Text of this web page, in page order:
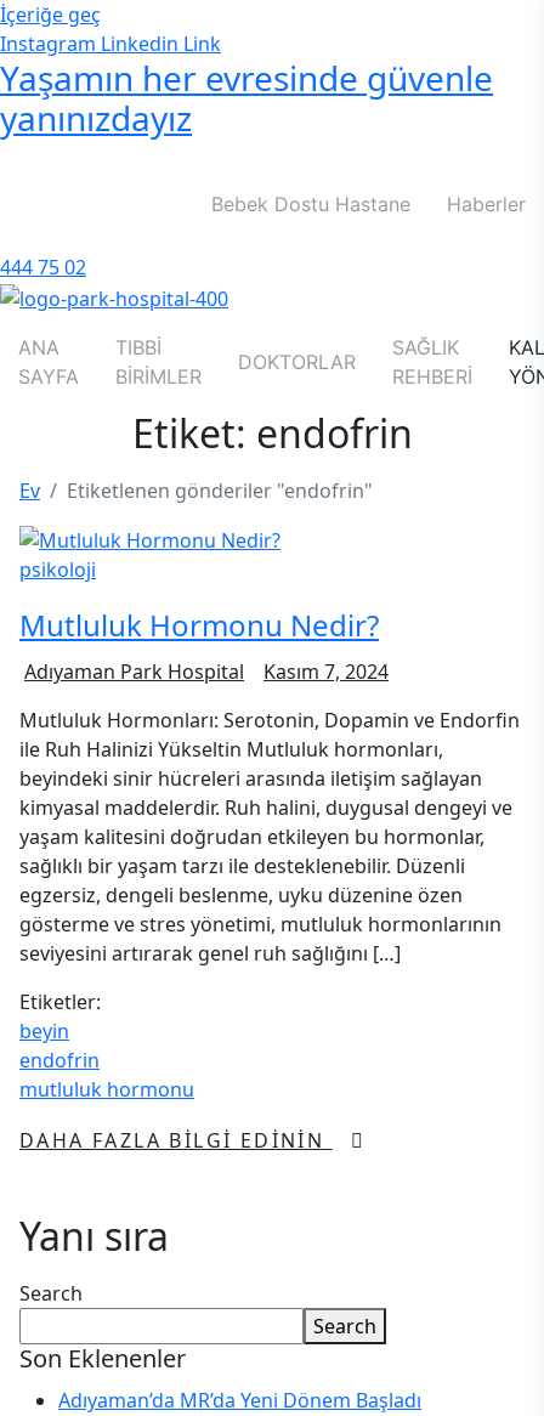
İçeriğe geç
Instagram Linkedin Link
Yaşamın her evresinde güvenle
yanınızdayız
Bebek Dostu Hastane Haberler
444 75 02
ANA
SAYFA
TIBBİ
BİRİMLER
DOKTORLAR
SAĞLIK
REHBERİ
Etiket: endofrin
Ev Etiketlenen gönderiler "endofrin"
psikoloji
Mutluluk Hormonu Nedir?
Adıyaman Park Hospital
Kasım 7, 2024
Mutluluk Hormonları: Serotonin, Dopamin ve Endorfin
ile Ruh Halinizi Yükseltin Mutluluk hormonları,
beyindeki sinir hücreleri arasında iletişim sağlayan
kimyasal maddelerdir. Ruh halini, duygusal dengeyi ve
yaşam kalitesini doğrudan etkileyen bu hormonlar,
sağlıklı bir yaşam tarzı ile desteklenebilir. Düzenli
egzersiz, dengeli beslenme, uyku düzenine özen
gösterme ve stres yönetimi, mutluluk hormonlarının
seviyesini artırarak genel ruh sağlığını […]
Etiketler:
beyin
endofrin
mutluluk hormonu
DAHA FAZLA BILGI EDININ
Yanı sıra
Search
Search
Son Eklenenler
Adıyaman’da MR’da Yeni Dönem Başladı